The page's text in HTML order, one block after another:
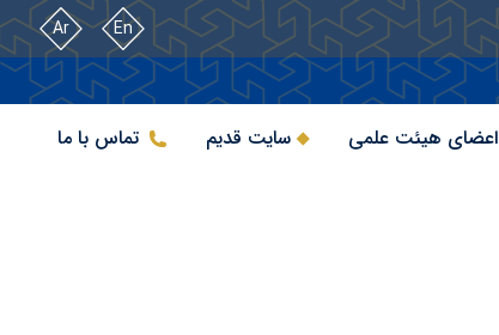
En
Ar
اعضای هیئت علمی سایت قدیم تماس با ما